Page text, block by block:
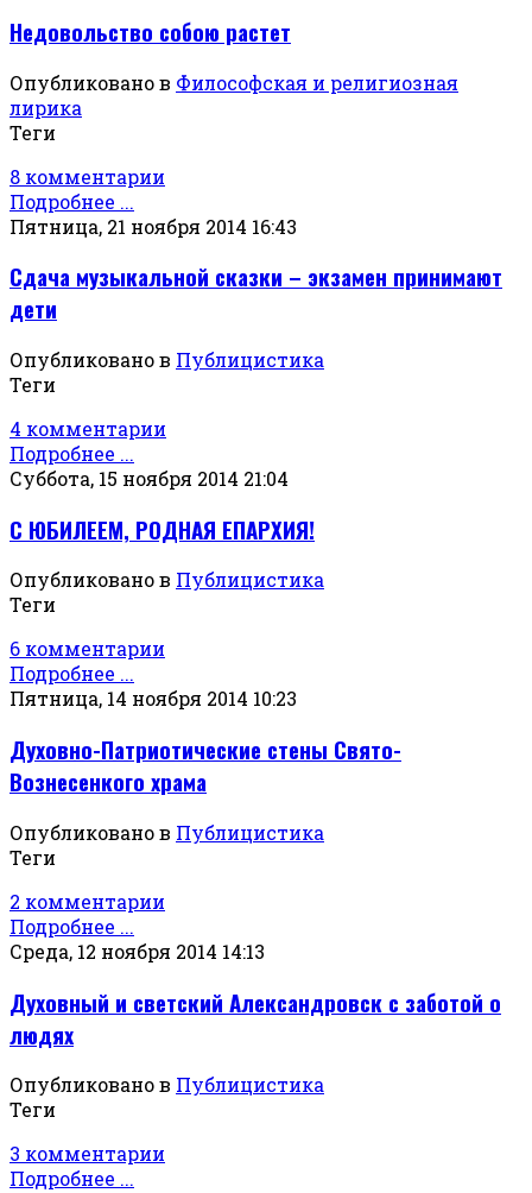
Недовольство собою растет
Опубликовано в Философская и религиозная
лирика
Теги
8 комментарии
Подробнее ...
Пятница, 21 ноября 2014 16:43
Сдача музыкальной сказки – экзамен принимают
дети
Опубликовано в Публицистика
Теги
4 комментарии
Подробнее ...
Суббота, 15 ноября 2014 21:04
С ЮБИЛЕЕМ, РОДНАЯ ЕПАРХИЯ!
Опубликовано в Публицистика
Теги
6 комментарии
Подробнее ...
Пятница, 14 ноября 2014 10:23
Духовно-Патриотические стены Свято-
Вознесенкого храма
Опубликовано в Публицистика
Теги
2 комментарии
Подробнее ...
Среда, 12 ноября 2014 14:13
Духовный и светский Александровск с заботой о
людях
Опубликовано в Публицистика
Теги
3 комментарии
Подробнее ...